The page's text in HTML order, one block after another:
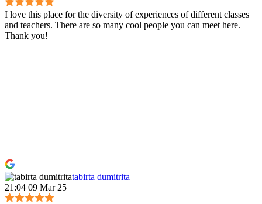
I love this place for the diversity of experiences of different classes
and teachers. There are so many cool people you can meet here.
Thank you!
tabirta dumitrita
21:04 09 Mar 25